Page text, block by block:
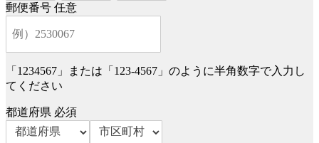
郵便番号 任意
「1234567」または「123-4567」のように半角数字で入力し
てください
都道府県 必須